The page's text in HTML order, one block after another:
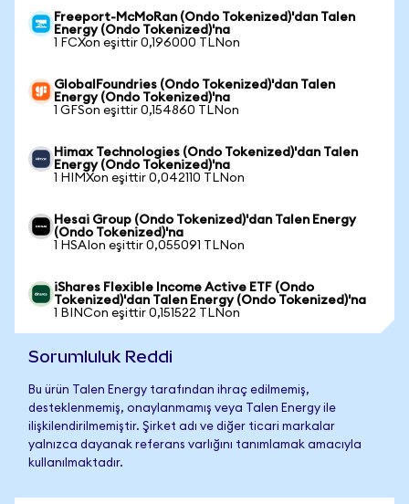
Freeport-McMoRan (Ondo Tokenized)'dan Talen
Energy (Ondo Tokenized)'na
1 FCXon eşittir 0,196000 TLNon
GlobalFoundries (Ondo Tokenized)'dan Talen
Energy (Ondo Tokenized)'na
1 GFSon eşittir 0,154860 TLNon
Himax Technologies (Ondo Tokenized)'dan Talen
Energy (Ondo Tokenized)'na
1 HIMXon eşittir 0,042110 TLNon
Hesai Group (Ondo Tokenized)'dan Talen Energy
(Ondo Tokenized)'na
1 HSAIon eşittir 0,055091 TLNon
iShares Flexible Income Active ETF (Ondo
Tokenized)'dan Talen Energy (Ondo Tokenized)'na
1 BINCon eşittir 0,151522 TLNon
Sorumluluk Reddi
Bu ürün Talen Energy tarafından ihraç edilmemiş,
desteklenmemiş, onaylanmamış veya Talen Energy ile
ilişkilendirilmemiştir. Şirket adı ve diğer ticari markalar
yalnızca dayanak referans varlığını tanımlamak amacıyla
kullanılmaktadır.